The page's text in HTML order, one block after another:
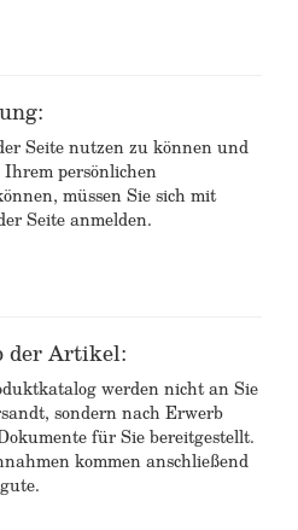
Seite nutzen zu können und
persönlichen
müssen Sie sich mit
Seite anmelden.
der Artikel:
werden nicht an Sie
sondern nach Erwerb
für Sie bereitgestellt.
kommen anschließend